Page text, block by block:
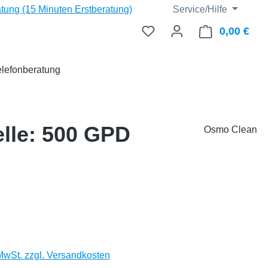
(15 Minuten Erstberatung) Service/Hilfe
0,00 €
500 GPD
Osmo Clean
zzgl. Versandkosten